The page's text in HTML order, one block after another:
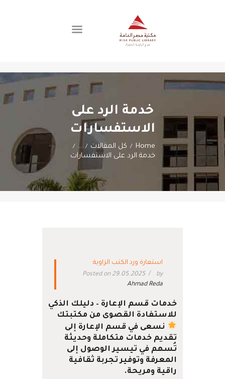
خدمة الرد على
الاستفسارات
Home كل المقالات ...
خدمة الرد على الاستفسارات
اتصل بنا
الفروع
عن المكتبة
العضوية
استعارة ورد الكتب الزاوية
Posted on 29.05.2025
by
Ahmad Reda
خدمات قسم الإعارة – دليلك الذكي
للاستفادة القصوى من مكتبتك
نسعى في قسم الإعارة إلى
تقديم خدمات متكاملة وحديثة
تُسهم في تيسير الوصول إلى
المعرفة وتوفير تجربة ثقافية
راقية ومريحة.